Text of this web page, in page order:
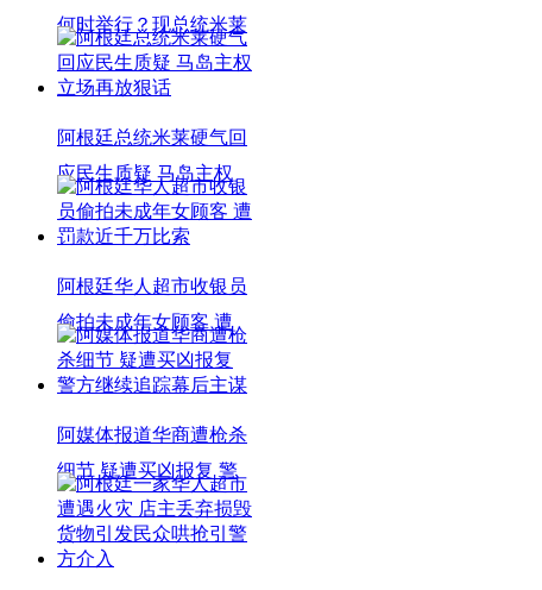
何时举行？现总统米莱
阿根廷总统米莱硬气回
应民生质疑 马岛主权
阿根廷华人超市收银员
偷拍未成年女顾客 遭
阿媒体报道华商遭枪杀
细节 疑遭买凶报复 警